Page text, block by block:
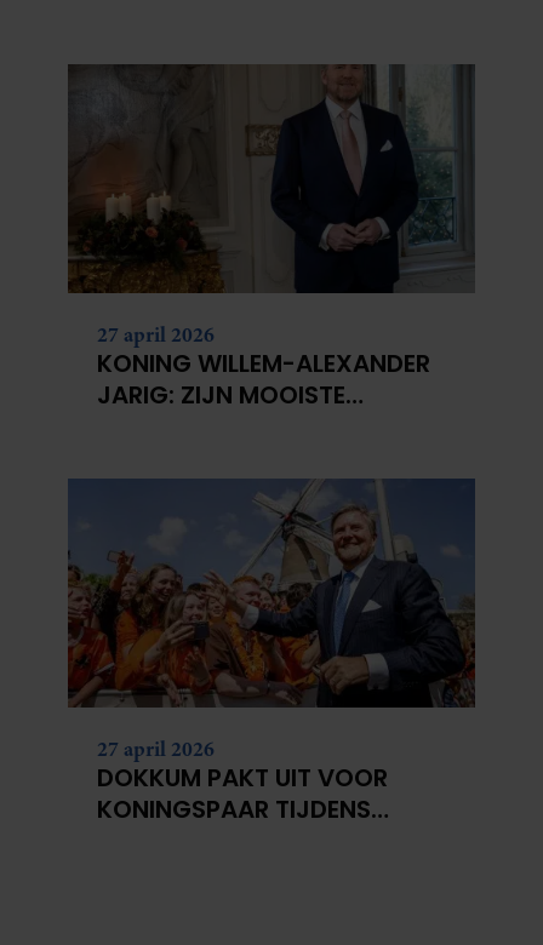
27 april 2026
KONING WILLEM-ALEXANDER
JARIG: ZIJN MOOISTE
27 april 2026
DOKKUM PAKT UIT VOOR
KONINGSPAAR TIJDENS